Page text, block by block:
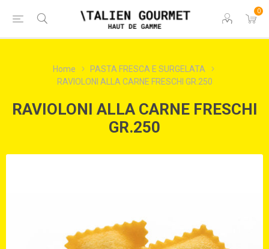
0
Home
PASTA FRESCA E SURGELATA
RAVIOLONI ALLA CARNE FRESCHI GR.250
RAVIOLONI ALLA CARNE FRESCHI
GR.250